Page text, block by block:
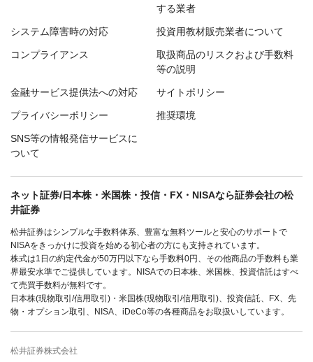
する業者
システム障害時の対応 投資用教材販売業者について
コンプライアンス
取扱商品のリスクおよび手数料
等の説明
金融サービス提供法への対応 サイトポリシー
プライバシーポリシー 推奨環境
SNS等の情報発信サービスに
ついて
ネット証券/日本株・米国株・投信・FX・NISAなら証券会社の松
井証券
松井証券はシンプルな手数料体系、豊富な無料ツールと安心のサポートで
NISAをきっかけに投資を始める初心者の方にも支持されています。
株式は1日の約定代金が50万円以下なら手数料0円、その他商品の手数料も業
界最安水準でご提供しています。NISAでの日本株、米国株、投資信託はすべ
て売買手数料が無料です。
日本株(現物取引/信用取引)・米国株(現物取引/信用取引)、投資信託、FX、先
物・オプション取引、NISA、iDeCo等の各種商品をお取扱いしています。
松井証券株式会社